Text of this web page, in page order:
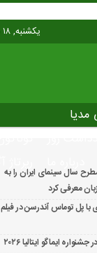
یکشنبه, ۱۸ مرداد , ۱۴۰۵
مدیا
سال سینمای ایران را به
معرفی کرد
با پل توماس ٱندرسن در فیلم
ایماگو ایتالیا ۲۰۲۶